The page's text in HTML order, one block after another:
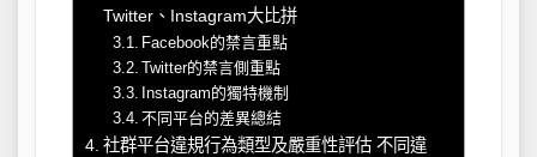
Twitter、Instagram大比拼
Facebook的禁言重點
Twitter的禁言側重點
Instagram的獨特機制
不同平台的差異總結
社群平台違規行為類型及嚴重性評估 不同違